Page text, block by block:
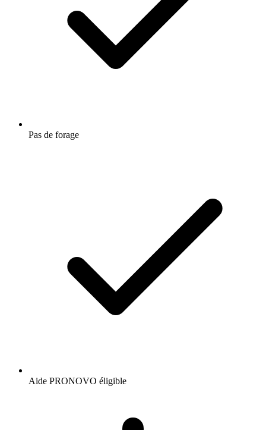
Pas de forage
Aide PRONOVO éligible